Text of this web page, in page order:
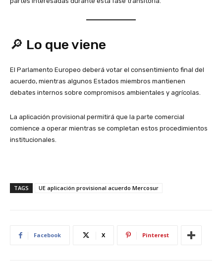
🔎 Lo que viene
El Parlamento Europeo deberá votar el consentimiento final del
acuerdo, mientras algunos Estados miembros mantienen
debates internos sobre compromisos ambientales y agrícolas.
La aplicación provisional permitirá que la parte comercial
comience a operar mientras se completan estos procedimientos
institucionales.
TAGS UE aplicación provisional acuerdo Mercosur
Facebook X Pinterest